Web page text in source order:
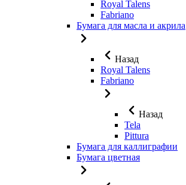
Royal Talens
Fabriano
Бумага для масла и акрила
Назад
Royal Talens
Fabriano
Назад
Tela
Pittura
Бумага для каллиграфии
Бумага цветная